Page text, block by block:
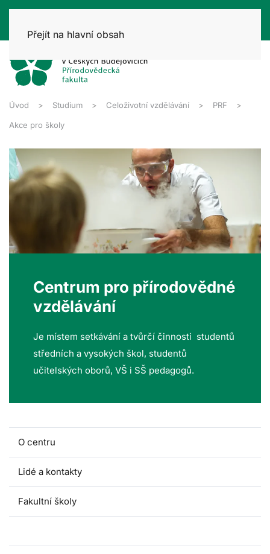
Přejít na hlavní obsah
Úvod Studium Celoživotní vzdělávání PRF
Akce pro školy
Centrum pro přírodovědné
vzdělávání
Je místem setkávání a tvůrčí činnosti studentů
středních a vysokých škol, studentů
učitelských oborů, VŠ i SŠ pedagogů.
O centru
Lidé a kontakty
Fakultní školy